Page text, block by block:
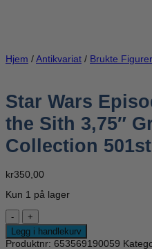
Hjem / Antikvariat / Brukte
Star Wars
the Sith 3,75″
Collection
kr350,00
Kun 1 på lager
Star
Wars
Episode
III
Legg i handlekurv
Produktnr: 653569190059